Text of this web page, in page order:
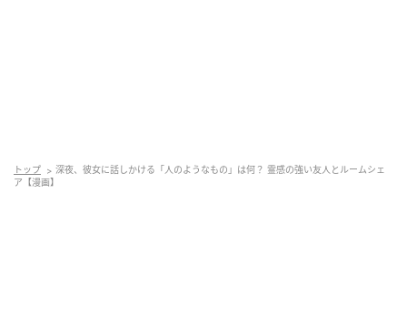
トップ
深夜、彼女に話しかける「人のようなもの」は何？ 霊感の強い友人とルームシェ
ア【漫画】